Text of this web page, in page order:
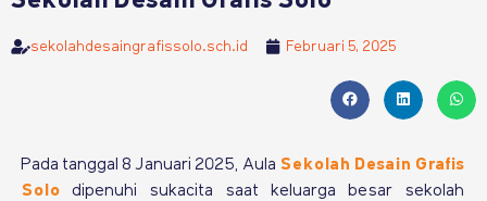
sekolahdesaingrafissolo.sch.id Februari 5, 2025
Pada tanggal 8 Januari 2025, Aula Sekolah Desain Grafis
Solo dipenuhi sukacita saat keluarga besar sekolah